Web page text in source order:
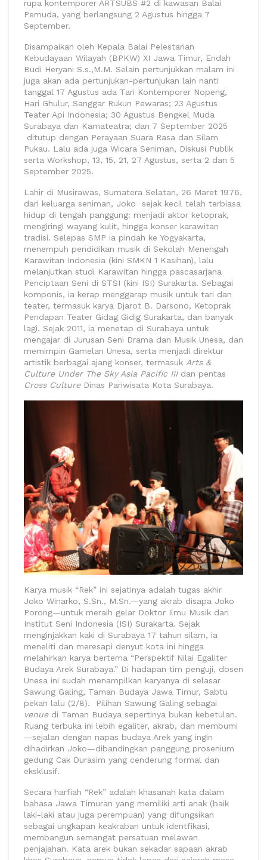
rupa kontemporer ARTSUBS #2 di kawasan Balai
Pemuda, yang berlangsung 2 Agustus hingga 7
September.
Disampaikan oleh Kepala Balai Pelestarian
Kebudayaan Wilayah (BPKW) XI Jawa Timur, Endah
Budi Heryani S.s.,M.M. Selain pertunjukkan malam ini
juga akan ada pertunjukan-pertunjukan lain nanti
tanggal 17 Agustus ada Tari Kontemporer Nopeng,
Hari Ghulur, Sanggar Rukun Pewaras; 23 Agustus
Teater Api Indonesia; 30 Agustus Bengkel Muda
Surabaya dan Kamateatra; dan 7 September 2025
ditutup dengan Perayaan Suara Rasa dan Silam
Pukau. Lalu ada juga Wicara Seniman, Diskusi Publik
serta Workshop, 13, 15, 21, 27 Agustus, serta 2 dan 5
September 2025.
Lahir di Musirawas, Sumatera Selatan, 26 Maret 1976,
dari keluarga seniman, Joko sejak kecil telah terbiasa
hidup di tengah panggung: menjadi aktor ketoprak,
mengiringi wayang kulit, hingga konser karawitan
tradisi. Selepas SMP ia pindah ke Yogyakarta,
menempuh pendidikan musik di Sekolah Menengah
Karawitan Indonesia (kini SMKN 1 Kasihan), lalu
melanjutkan studi Karawitan hingga pascasarjana
Penciptaan Seni di STSI (kini ISI) Surakarta. Sebagai
komponis, ia kerap menggarap musik untuk tari dan
teater, termasuk karya Djarot B. Darsono, Ketoprak
Pendapan Teater Gidag Gidig Surakarta, dan banyak
lagi. Sejak 2011, ia menetap di Surabaya untuk
mengajar di Jurusan Seni Drama dan Musik Unesa, dan
memimpin Gamelan Unesa, serta menjadi direktur
artistik berbagai ajang konser, termasuk Arts &
Culture Under The Sky Asia Pacific III dan pentas
Cross Culture Dinas Pariwisata Kota Surabaya.
Karya musik “Rek” ini sejatinya adalah tugas akhir
Joko Winarko, S.Sn., M.Sn.—yang akrab disapa Joko
Porong—untuk meraih gelar Doktor Ilmu Musik dari
Institut Seni Indonesia (ISI) Surakarta. Sejak
menginjakkan kaki di Surabaya 17 tahun silam, ia
meneliti dan meresapi denyut kota ini hingga
melahirkan karya bertema “Perspektif Nilai Egaliter
Budaya Arek Surabaya.” Di hadapan tim penguji, dosen
Unesa ini sudah menampilkan karyanya di selasar
Sawung Galing, Taman Budaya Jawa Timur, Sabtu
pekan lalu (2/8). Pilihan Sawung Galing sebagai
venue di Taman Budaya sepertinya bukan kebetulan.
Ruang terbuka ini lebih egaliter, akrab, dan membumi
—sejalan dengan napas budaya Arek yang ingin
dihadirkan Joko—dibandingkan panggung prosenium
gedung Cak Durasim yang cenderung formal dan
eksklusif.
Secara harfiah “Rek” adalah khasanah kata dalam
bahasa Jawa Timuran yang memiliki arti anak (baik
laki-laki atau juga perempuan) yang difungsikan
sebagai ungkapan keakraban untuk identfikasi,
membangun semangat persatuan melawan
penjajahan. Kata arek bukan sekadar sapaan akrab